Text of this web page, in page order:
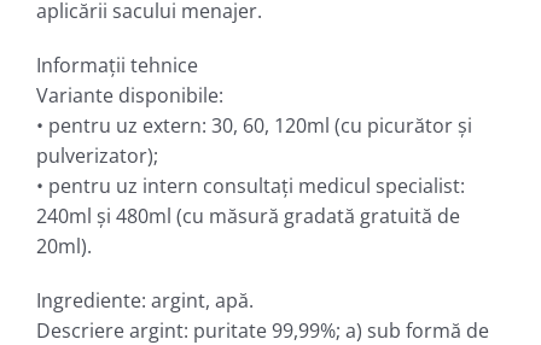
aplicării sacului menajer.
Informaţii tehnice
Variante disponibile:
• pentru uz extern: 30, 60, 120ml (cu picurător şi
pulverizator);
• pentru uz intern consultaţi medicul specialist:
240ml şi 480ml (cu măsură gradată gratuită de
20ml).
Ingrediente: argint, apă.
Descriere argint: puritate 99,99%; a) sub formă de